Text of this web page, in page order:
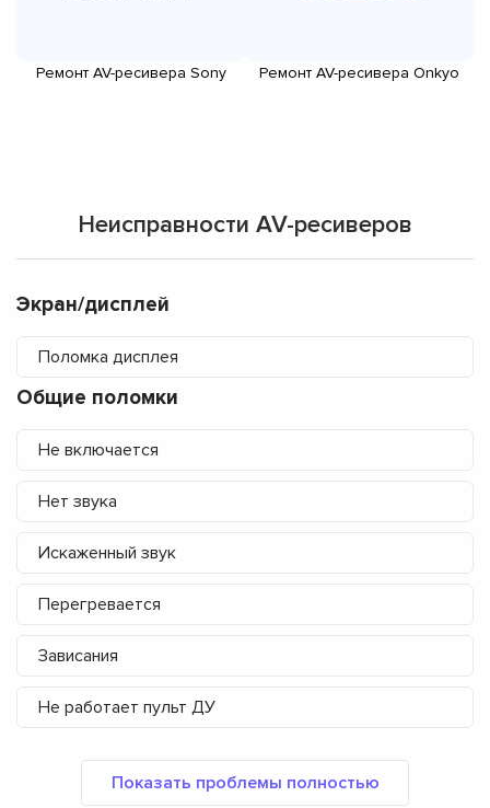
Ремонт AV-ресивера Sony Ремонт AV-ресивера Onkyo
Неисправности AV-ресиверов
Экран/дисплей
Поломка дисплея
Общие поломки
Не включается
Нет звука
Искаженный звук
Перегревается
Зависания
Не работает пульт ДУ